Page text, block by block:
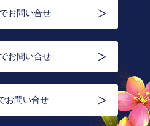
お問い合せ
お問い合せ
お問い合せ